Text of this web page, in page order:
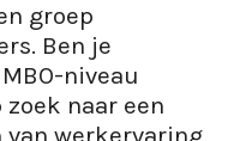
groep
Ben je
niveau
naar een